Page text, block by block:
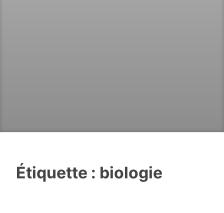
Étiquette : biologie